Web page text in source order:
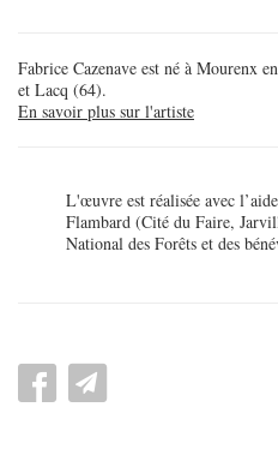
Fabrice Cazenave est né à Mourenx
et Lacq (64).
En savoir plus sur l'artiste
L'œuvre est réalisée avec
Flambard (Cité du Faire,
National des Forêts et des